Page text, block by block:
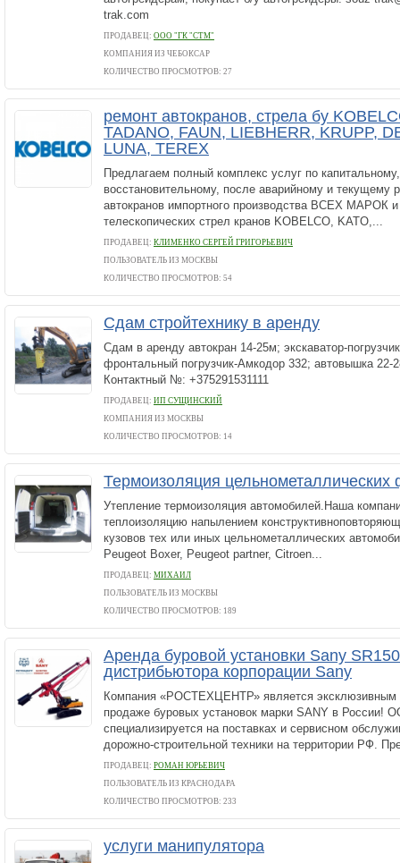
trak.com
ПРОДАВЕЦ: ООО "ГК "СТМ"
КОМПАНИЯ ИЗ ЧЕБОКСАР
КОЛИЧЕСТВО ПРОСМОТРОВ: 27
ремонт автокранов, стрела бу
TADANO, FAUN, LIEBHERR, KRUPP,
LUNA, TEREX
Предлагаем полный комплекс услуг по
восстановительному, после аварийному и текущему
автокранов импортного производства ВСЕХ
телескопических стрел кранов KOBELCO, KATO,...
ПРОДАВЕЦ: КЛИМЕНКО СЕРГЕЙ ГРИГОРЬЕВИЧ
ПОЛЬЗОВАТЕЛЬ ИЗ МОСКВЫ
КОЛИЧЕСТВО ПРОСМОТРОВ: 54
Сдам стройтехнику в аренду
Сдам в аренду автокран 14-25м; экскаватор-
фронтальный погрузчик-Амкодор 332; автовышка
Контактный №: +375291531111
ПРОДАВЕЦ: ИП СУЩИНСКИЙ
КОМПАНИЯ ИЗ МОСКВЫ
КОЛИЧЕСТВО ПРОСМОТРОВ: 14
Термоизоляция цельнометаллических
Утепление термоизоляция автомобилей.Наша
теплоизоляцию напылением
кузовов тех или иных цельнометаллических
Peugeot Boxer, Peugeot partner, Citroen...
ПРОДАВЕЦ: МИХАИЛ
ПОЛЬЗОВАТЕЛЬ ИЗ МОСКВЫ
КОЛИЧЕСТВО ПРОСМОТРОВ: 189
Аренда буровой установки Sany
дистрибьютора корпорации Sany
Компания «РОСТЕХЦЕНТР» является эксклюзивным
продаже буровых установок марки SANY в
специализируется на поставках и сервисном
дорожно-строительной техники на территории РФ.
ПРОДАВЕЦ: РОМАН ЮРЬЕВИЧ
ПОЛЬЗОВАТЕЛЬ ИЗ КРАСНОДАРА
КОЛИЧЕСТВО ПРОСМОТРОВ: 233
услуги манипулятора